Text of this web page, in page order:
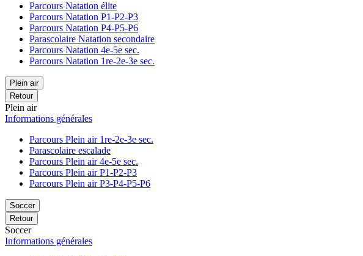
Parcours Natation élite
Parcours Natation P1-P2-P3
Parcours Natation P4-P5-P6
Parascolaire Natation secondaire
Parcours Natation 4e-5e sec.
Parcours Natation 1re-2e-3e sec.
Plein air
Retour
Plein air
Informations générales
Parcours Plein air 1re-2e-3e sec.
Parascolaire escalade
Parcours Plein air 4e-5e sec.
Parcours Plein air P1-P2-P3
Parcours Plein air P3-P4-P5-P6
Soccer
Retour
Soccer
Informations générales